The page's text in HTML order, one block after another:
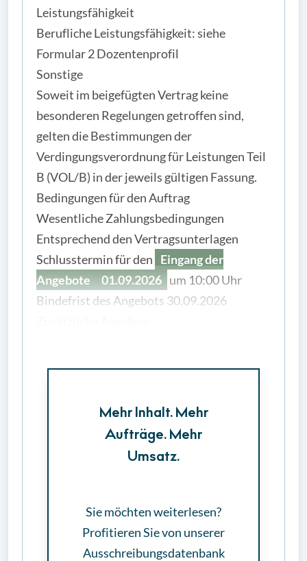
Leistungsfähigkeit
Berufliche Leistungsfähigkeit: siehe
Formular 2 Dozentenprofil
Sonstige
Soweit im beigefügten Vertrag keine
besonderen Regelungen getroffen sind,
gelten die Bestimmungen der
Verdingungsverordnung für Leistungen Teil
B (VOL/B) in der jeweils gültigen Fassung.
Bedingungen für den Auftrag
Wesentliche Zahlungsbedingungen
Entsprechend den Vertragsunterlagen
Schlusstermin für den Eingang der
Angebote
01.09.2026 um 10:00 Uhr
Bindefrist des Angebots 30.09.2026
Mehr Inhalt. Mehr
Aufträge. Mehr
Umsatz.
Sie möchten weiterlesen?
Profitieren Sie von unserer
Ausschreibungsdatenbank